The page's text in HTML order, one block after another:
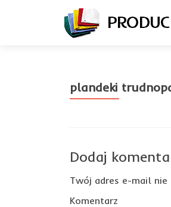
plandeki
Dodaj
Twój adres e-mail
Komentarz